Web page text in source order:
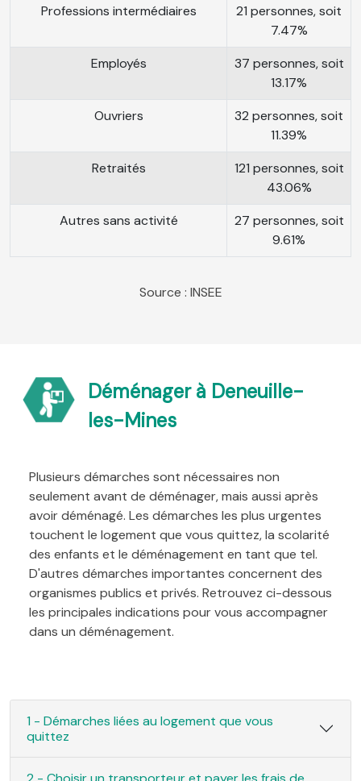
Professions intermédiaires
21 personnes, soit
7.47%
Employés
37 personnes, soit
13.17%
Ouvriers
32 personnes, soit
11.39%
Retraités
121 personnes, soit
43.06%
Autres sans activité
27 personnes, soit
9.61%
Source : INSEE
Déménager à Deneuille-
les-Mines
Plusieurs démarches sont nécessaires non
seulement avant de déménager, mais aussi après
avoir déménagé. Les démarches les plus urgentes
touchent le logement que vous quittez, la scolarité
des enfants et le déménagement en tant que tel.
D'autres démarches importantes concernent des
organismes publics et privés. Retrouvez ci-dessous
les principales indications pour vous accompagner
dans un déménagement.
1 - Démarches liées au logement que vous
quittez